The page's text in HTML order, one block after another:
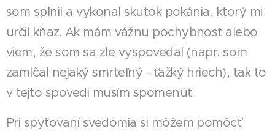
som splnil a vykonal skutok pokánia, ktorý mi
určil kňaz. Ak mám vážnu pochybnosť alebo
viem, že som sa zle vyspovedal (napr. som
zamlčal nejaký smrteľný - ťažký hriech), tak to
v tejto spovedi musím spomenúť.
Pri spytovaní svedomia si môžem pomôcť